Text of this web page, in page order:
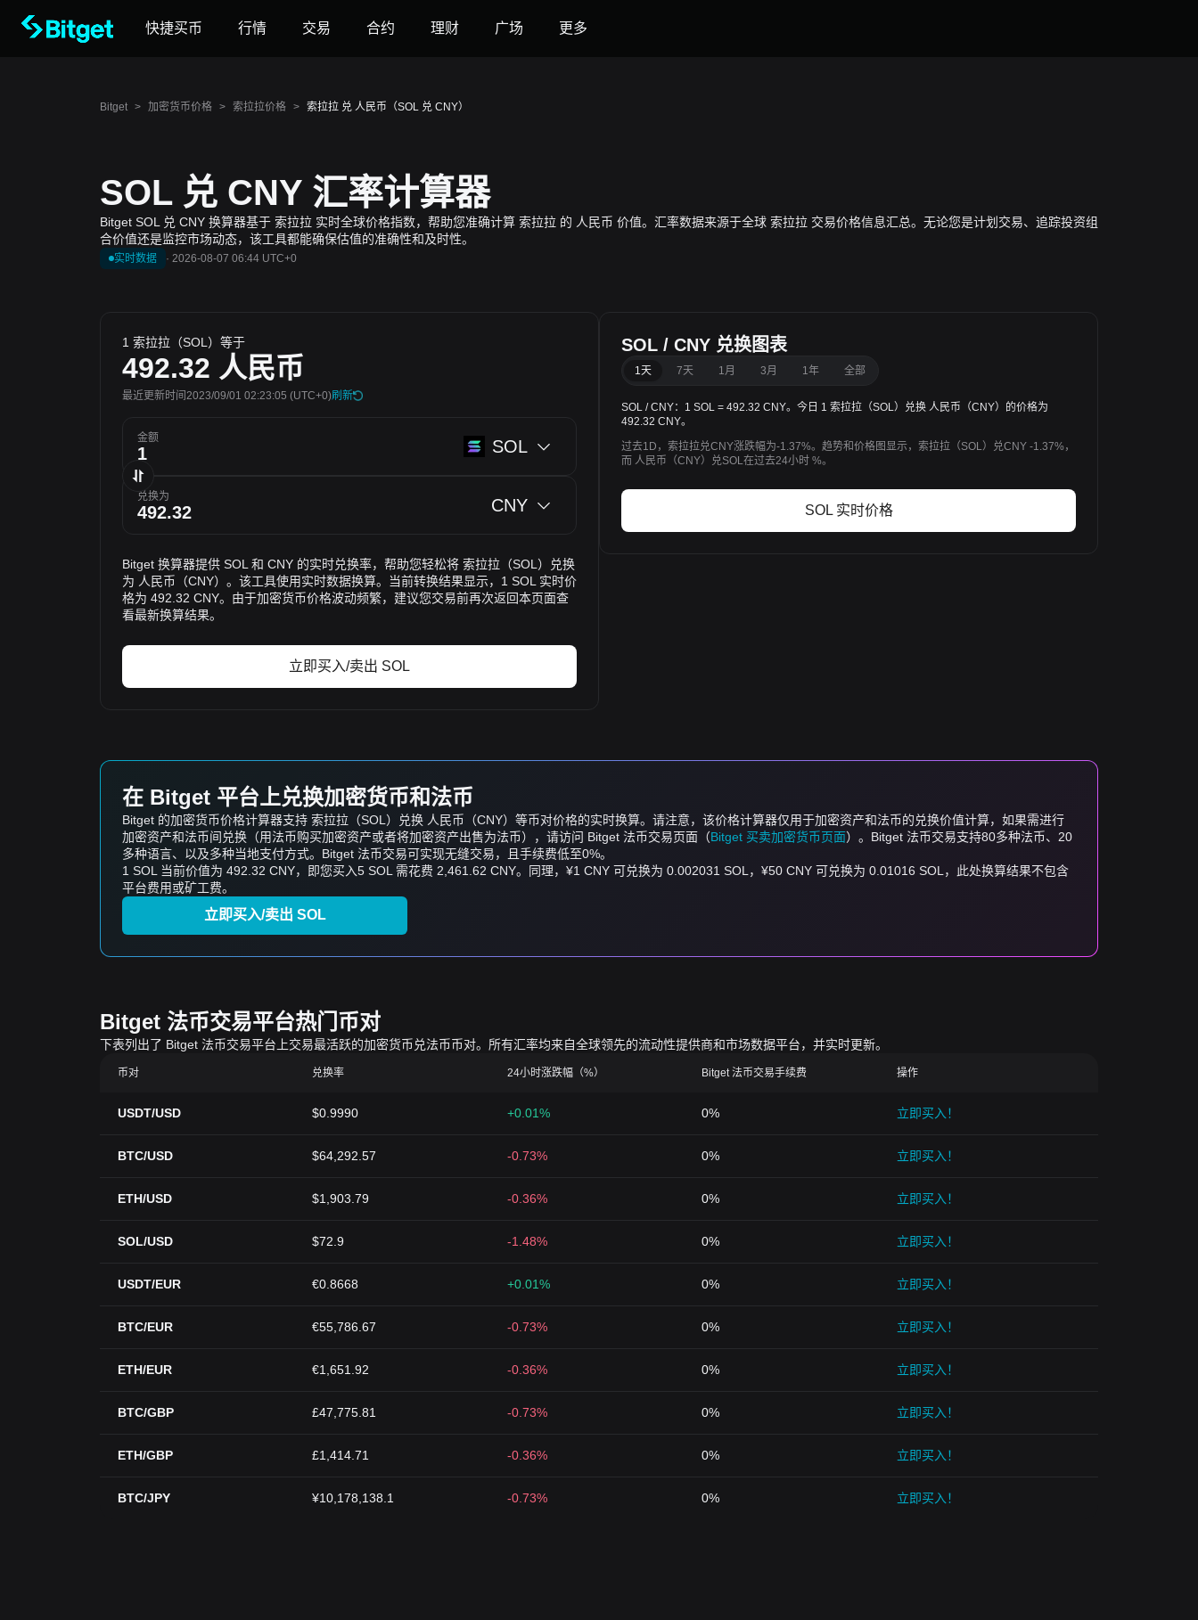
快捷买币 行情 交易 合约 理财 广场 更多
Bitget > 加密货币价格 > 索拉拉价格 > 索拉拉 兑 人民币（SOL 兑 CNY）
SOL 兑 CNY 汇率计算器
Bitget SOL 兑 CNY 换算器基于 索拉拉 实时全球价格指数，帮助您准确计算 索拉拉 的 人民币 价值。汇率数据来源于全球 索拉拉 交易价格信息汇总。无论您是计划交易、追踪投资组
合价值还是监控市场动态，该工具都能确保估值的准确性和及时性。
实时数据 · 2026-08-07 06:44 UTC+0
1 索拉拉（SOL）等于
492.32 人民币
最近更新时间2023/09/01 02:23:05 (UTC+0)刷新
金额 SOL
兑换为 CNY
Bitget 换算器提供 SOL 和 CNY 的实时兑换率，帮助您轻松将 索拉拉（SOL）兑换
为 人民币（CNY）。该工具使用实时数据换算。当前转换结果显示，1 SOL 实时价
格为 492.32 CNY。由于加密货币价格波动频繁，建议您交易前再次返回本页面查
看最新换算结果。
立即买入/卖出 SOL
SOL / CNY 兑换图表
1天 7天 1月 3月 1年 全部
SOL / CNY：1 SOL = 492.32 CNY。今日 1 索拉拉（SOL）兑换 人民币（CNY）的价格为
492.32 CNY。
过去1D，索拉拉兑CNY涨跌幅为-1.37%。趋势和价格图显示，索拉拉（SOL）兑CNY -1.37%，
而 人民币（CNY）兑SOL在过去24小时 %。
SOL 实时价格
在 Bitget 平台上兑换加密货币和法币
Bitget 的加密货币价格计算器支持 索拉拉（SOL）兑换 人民币（CNY）等币对价格的实时换算。请注意，该价格计算器仅用于加密资产和法币的兑换价值计算，如果需进行
加密资产和法币间兑换（用法币购买加密资产或者将加密资产出售为法币），请访问 Bitget 法币交易页面（Bitget 买卖加密货币页面）。Bitget 法币交易支持80多种法币、20
多种语言、以及多种当地支付方式。Bitget 法币交易可实现无缝交易，且手续费低至0%。
1 SOL 当前价值为 492.32 CNY，即您买入5 SOL 需花费 2,461.62 CNY。同理，¥1 CNY 可兑换为 0.002031 SOL，¥50 CNY 可兑换为 0.01016 SOL，此处换算结果不包含
平台费用或矿工费。
立即买入/卖出 SOL
Bitget 法币交易平台热门币对
下表列出了 Bitget 法币交易平台上交易最活跃的加密货币兑法币币对。所有汇率均来自全球领先的流动性提供商和市场数据平台，并实时更新。
币对 兑换率 24小时涨跌幅（%） Bitget 法币交易手续费 操作
USDT/USD $0.9990 +0.01% 0% 立即买入！
BTC/USD $64,292.57 -0.73% 0% 立即买入！
ETH/USD $1,903.79 -0.36% 0% 立即买入！
SOL/USD $72.9 -1.48% 0% 立即买入！
USDT/EUR €0.8668 +0.01% 0% 立即买入！
BTC/EUR €55,786.67 -0.73% 0% 立即买入！
ETH/EUR €1,651.92 -0.36% 0% 立即买入！
BTC/GBP £47,775.81 -0.73% 0% 立即买入！
ETH/GBP £1,414.71 -0.36% 0% 立即买入！
BTC/JPY ¥10,178,138.1 -0.73% 0% 立即买入！